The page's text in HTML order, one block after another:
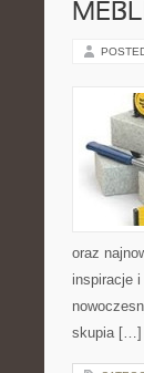
oraz
inspiracje
skupia […]